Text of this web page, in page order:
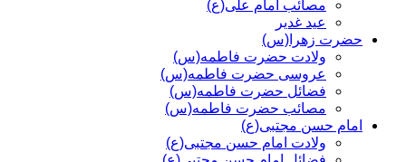
مصائب امام علی(ع)
عید غدیر
حضرت زهرا(س)
ولادت حضرت فاطمه(س)
عروسی حضرت فاطمه(س)
فضائل حضرت فاطمه(س)
مصائب حضرت فاطمه(س)
امام حسن مجتبی(ع)
ولادت امام حسن مجتبی(ع)